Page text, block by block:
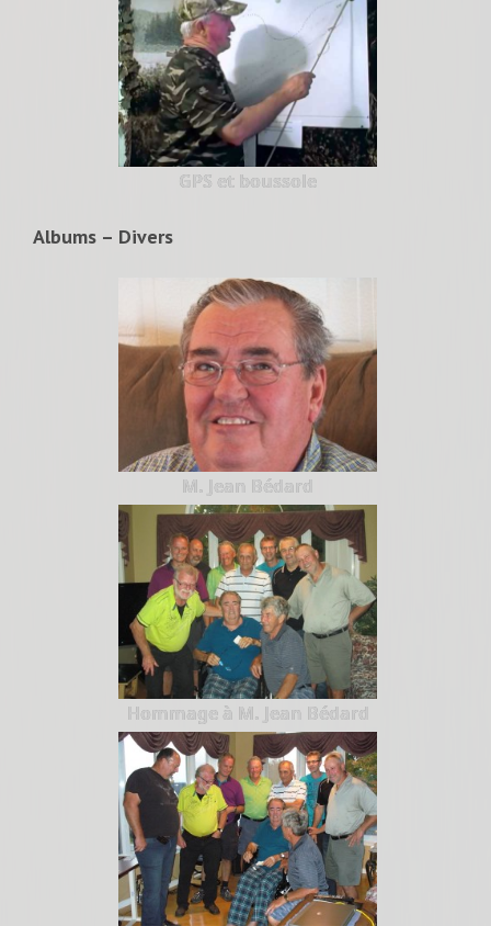
GPS et boussole
Albums – Divers
M. Jean Bédard
Hommage à M. Jean Bédard